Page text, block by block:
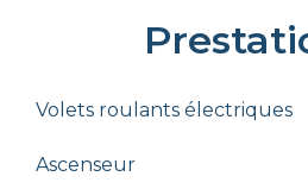
Volets roulants électriques
Ascenseur